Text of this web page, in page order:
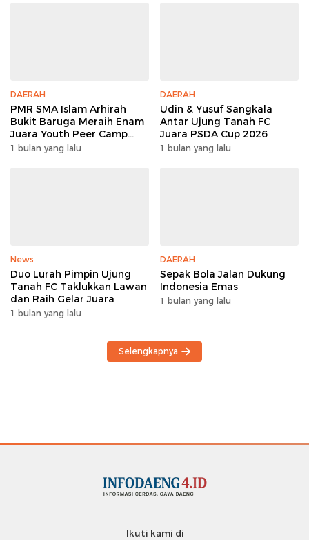
DAERAH
PMR SMA Islam Arhirah
Bukit Baruga Meraih Enam
Juara Youth Peer Camp
2026
1 bulan yang lalu
DAERAH
Udin & Yusuf Sangkala
Antar Ujung Tanah FC
Juara PSDA Cup 2026
1 bulan yang lalu
News
Duo Lurah Pimpin Ujung
Tanah FC Taklukkan Lawan
dan Raih Gelar Juara
1 bulan yang lalu
DAERAH
Sepak Bola Jalan Dukung
Indonesia Emas
1 bulan yang lalu
Selengkapnya
Ikuti kami di